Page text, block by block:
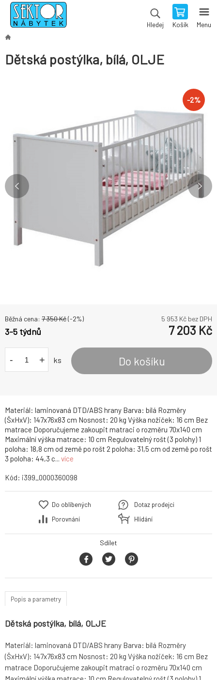
Hledej Košík Menu
Dětská postýlka, bílá, OLJE
-2%
Materiál: laminovaná DTD/ABS hrany Barva: bílá Rozměry
(ŠxHxV): 147x76x83 cm Nosnost: 20 kg Výška nožiček: 16 cm Bez
matrace Doporučujeme zakoupit matraci o rozměru 70x140 cm
Maximální výška matrace: 10 cm Regulovatelný rošt (3 polohy) 1
poloha: 18,8 cm od země po rošt 2 poloha: 31,5 cm od země po rošt
3 poloha: 44,3 c... více
Běžná cena: 7 350Kč(-2%) 5 953 Kč bez DPH
3-5 týdnů 7 203 Kč
- + ks Do košíku
Kód: i399_0000360098
Do oblíbených
Porovnání
Dotaz prodejci
Hlídání
Sdílet
Popis a parametry
Dětská postýlka, bílá, OLJE
Materiál: laminovaná DTD/ABS hrany Barva: bílá Rozměry
(ŠxHxV): 147x76x83 cm Nosnost: 20 kg Výška nožiček: 16 cm Bez
matrace Doporučujeme zakoupit matraci o rozměru 70x140 cm